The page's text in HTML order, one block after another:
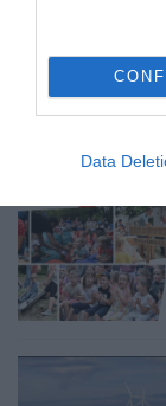
Data